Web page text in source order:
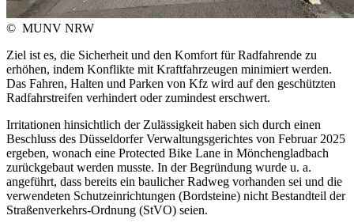
© MUNV NRW
Ziel ist es, die Sicherheit und den Komfort für Radfahrende zu
erhöhen, indem Konflikte mit Kraftfahrzeugen minimiert werden.
Das Fahren, Halten und Parken von Kfz wird auf den geschützten
Radfahrstreifen verhindert oder zumindest erschwert.
Irritationen hinsichtlich der Zulässigkeit haben sich durch einen
Beschluss des Düsseldorfer Verwaltungsgerichtes von Februar 2025
ergeben, wonach eine Protected Bike Lane in Mönchengladbach
zurückgebaut werden musste. In der Begründung wurde u. a.
angeführt, dass bereits ein baulicher Radweg vorhanden sei und die
verwendeten Schutzeinrichtungen (Bordsteine) nicht Bestandteil der
Straßenverkehrs-Ordnung (StVO) seien.